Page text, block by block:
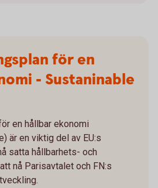
för en
- Sustaninable
en hållbar ekonomi
är en viktig del av EU:s
satta hållbarhets- och
nå Parisavtalet och FN:s